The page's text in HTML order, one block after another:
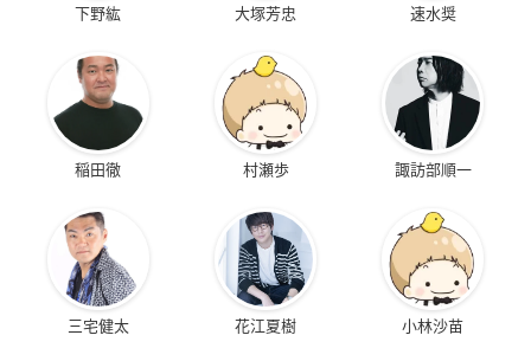
下野紘 大塚芳忠 速水奨
稲田徹 村瀬歩 諏訪部順一
三宅健太 花江夏樹 小林沙苗